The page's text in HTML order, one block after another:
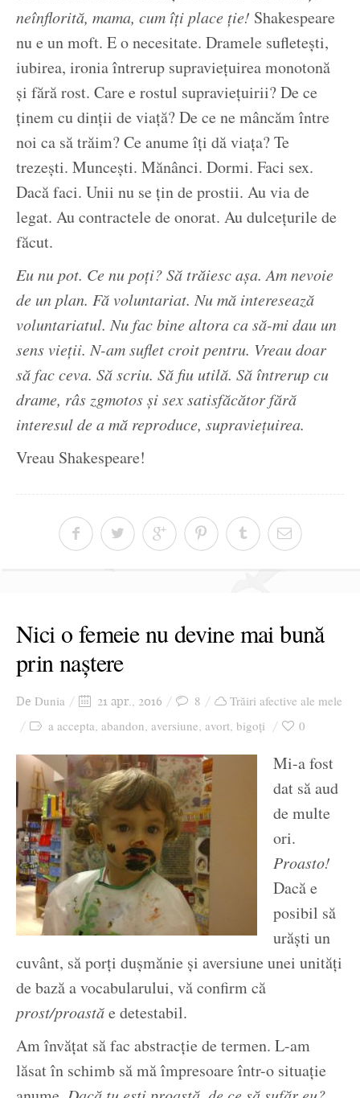
neînflorită, mama, cum îți place ție! Shakespeare
nu e un moft. E o necesitate. Dramele sufletești,
iubirea, ironia întrerup supraviețuirea monotonă
și fără rost. Care e rostul supraviețuirii? De ce
ținem cu dinții de viață? De ce ne mâncăm între
noi ca să trăim? Ce anume îți dă viața? Te
trezești. Muncești. Mănânci. Dormi. Faci sex.
Dacă faci. Unii nu se țin de prostii. Au via de
legat. Au contractele de onorat. Au dulcețurile de
făcut.
Eu nu pot. Ce nu poți? Să trăiesc așa. Am nevoie
de un plan. Fă voluntariat. Nu mă interesează
voluntariatul. Nu fac bine altora ca să-mi dau un
sens vieții. N-am suflet croit pentru. Vreau doar
să fac ceva. Să scriu. Să fiu utilă. Să întrerup cu
drame, râs zgmotos și sex satisfăcător fără
interesul de a mă reproduce, supraviețuirea.
Vreau Shakespeare!
Nici o femeie nu devine mai bună
prin naștere
De Dunia 21 apr., 2016 8
Trăiri afective ale mele
a accepta abandon aversiune avort bigoți 0
Mi-a fost
dat să aud
de multe
ori.
Proasto!
Dacă e
posibil să
urăști un
cuvânt, să porți dușmănie și aversiune unei unități
de bază a vocabularului, vă confirm că
prost/proastăe detestabil.
Am învățat să fac abstracție de termen. L-am
lăsat în schimb să mă împresoare într-o situație